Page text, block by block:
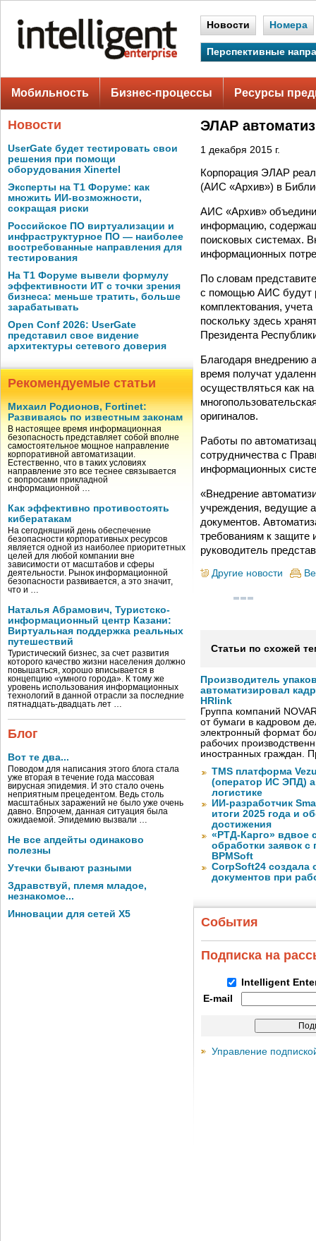
Новости Номера
Перспективные
Мобильность Бизнес-процессы Ресурсы
Новости
UserGate будет тестировать свои
решения при помощи
оборудования Xinertel
Эксперты на Т1 Форуме: как
множить ИИ-возможности,
сокращая риски
Российское ПО виртуализации и
инфраструктурное ПО — наиболее
востребованные направления для
тестирования
На Т1 Форуме вывели формулу
эффективности ИТ с точки зрения
бизнеса: меньше тратить, больше
зарабатывать
Open Conf 2026: UserGate
представил свое видение
архитектуры сетевого доверия
Рекомендуемые статьи
Михаил Родионов, Fortinet:
Развиваясь по известным законам
В настоящее время информационная
безопасность представляет собой вполне
самостоятельное мощное направление
корпоративной автоматизации.
Естественно, что в таких условиях
направление это все теснее связывается
с вопросами прикладной
информационной …
Как эффективно противостоять
кибератакам
На сегодняшний день обеспечение
безопасности корпоративных ресурсов
является одной из наиболее приоритетных
целей для любой компании вне
зависимости от масштабов и сферы
деятельности. Рынок информационной
безопасности развивается, а это значит,
что и …
Наталья Абрамович, Туристско-
информационный центр Казани:
Виртуальная поддержка реальных
путешествий
Туристический бизнес, за счет развития
которого качество жизни населения должно
повышаться, хорошо вписывается в
концепцию «умного города». К тому же
уровень использования информационных
технологий в данной отрасли за последние
пятнадцать-двадцать лет …
Блог
Вот те два...
Поводом для написания этого блога стала
уже вторая в течение года массовая
вирусная эпидемия. И это стало очень
неприятным прецедентом. Ведь столь
масштабных заражений не было уже очень
давно. Впрочем, данная ситуация была
ожидаемой. Эпидемию вызвали …
Не все апдейты одинаково
полезны
Утечки бывают разными
Здравствуй, племя младое,
незнакомое...
Инновации для сетей X5
ЭЛАР
1 декабря 2015 г.
Корпорация ЭЛАР
(АИС «Архив») в
АИС «Архив»
информацию,
поисковых системах.
информационных
По словам
с помощью АИС будут
комплектования,
поскольку здесь
Президента
Благодаря внедрению
время получат
осуществляться как
оригиналов.
Работы по
сотрудничества с
информационных
«Внедрение
учреждения, ведущие
документов.
требованиям к защите
руководитель
Другие новости
Статьи по схожей
Производитель
автоматизировал
HRlink
Группа компаний
от бумаги в кадровом
электронный формат
рабочих
иностранных граждан.
TMS платформа
(оператор ИС ЭПД)
логистике
ИИ-разработчик
итоги 2025 года и
достижения
«РТД-Карго» вдвое
обработки заявок
BPMSoft
CorpSoft24 создала
документов при
События
Подписка на
Intelligent
E-mail
Управление